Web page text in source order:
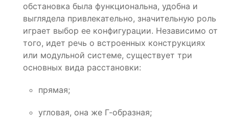
обстановка была функциональна, удобна и
выглядела привлекательно, значительную роль
играет выбор ее конфигурации. Независимо от
того, идет речь о встроенных конструкциях
или модульной системе, существует три
основных вида расстановки:
прямая;
угловая, она же Г-образная;